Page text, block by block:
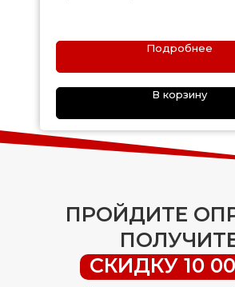
Подробнее
В корзину
ПРОЙДИТЕ
СКИДКУ 10